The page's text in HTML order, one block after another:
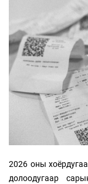
2026 оны
долоодугаар